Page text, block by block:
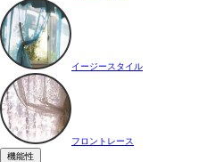
イージースタイル
フロントレース
機能性